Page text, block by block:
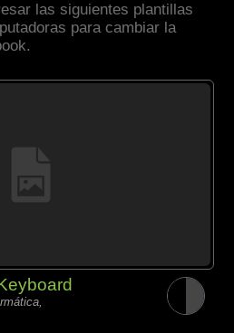
las siguientes plantillas
para cambiar la